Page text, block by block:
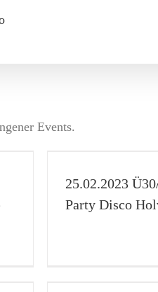
Events.
25.02.2023
Party Disco
Disco Galerie